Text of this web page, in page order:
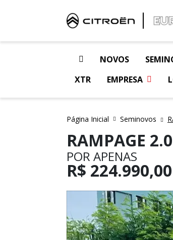
NOVOS
XTR
EMPRESA
Página Inicial Seminovos
RAMPAGE
POR APENAS
R$ 224.990,00